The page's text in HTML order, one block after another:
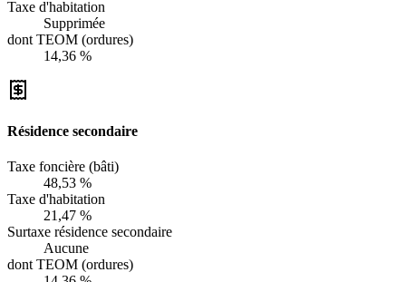
Taxe d'habitation
Supprimée
dont TEOM (ordures)
14,36 %
Résidence secondaire
Taxe foncière (bâti)
48,53 %
Taxe d'habitation
21,47 %
Surtaxe résidence secondaire
Aucune
dont TEOM (ordures)